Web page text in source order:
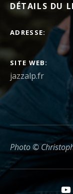
DÉTAILS DU
ADRESSE
SITE WEB
jazzalp.fr
Photo ©
Boutons